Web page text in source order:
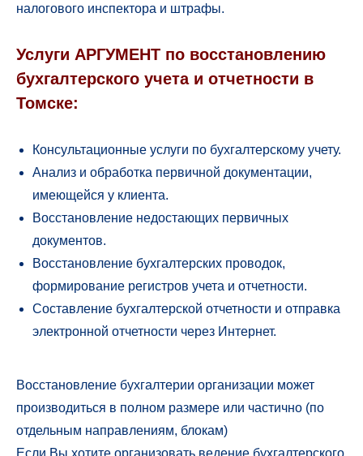
налогового инспектора и штрафы.
Услуги АРГУМЕНТ по восстановлению
бухгалтерского учета и отчетности в
Томске:
Консультационные услуги по бухгалтерскому учету.
Анализ и обработка первичной документации,
имеющейся у клиента.
Восстановление недостающих первичных
документов.
Восстановление бухгалтерских проводок,
формирование регистров учета и отчетности.
Составление бухгалтерской отчетности и отправка
электронной отчетности через Интернет.
Восстановление бухгалтерии организации может
производиться в полном размере или частично (по
отдельным направлениям, блокам)